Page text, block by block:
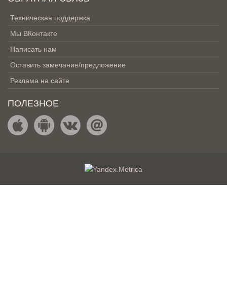
Техническая поддержка
Мы ВКонтакте
Написать нам
Оставить замечание/предложение
Реклама на сайте
ПОЛЕЗНОЕ